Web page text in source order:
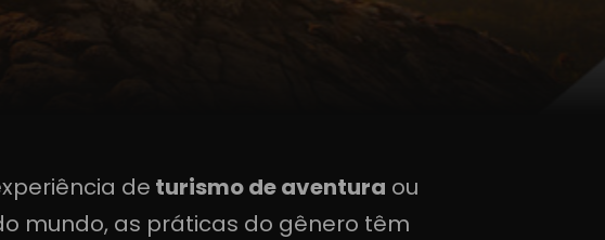
de turismo de aventura ou
mundo, as práticas do gênero têm